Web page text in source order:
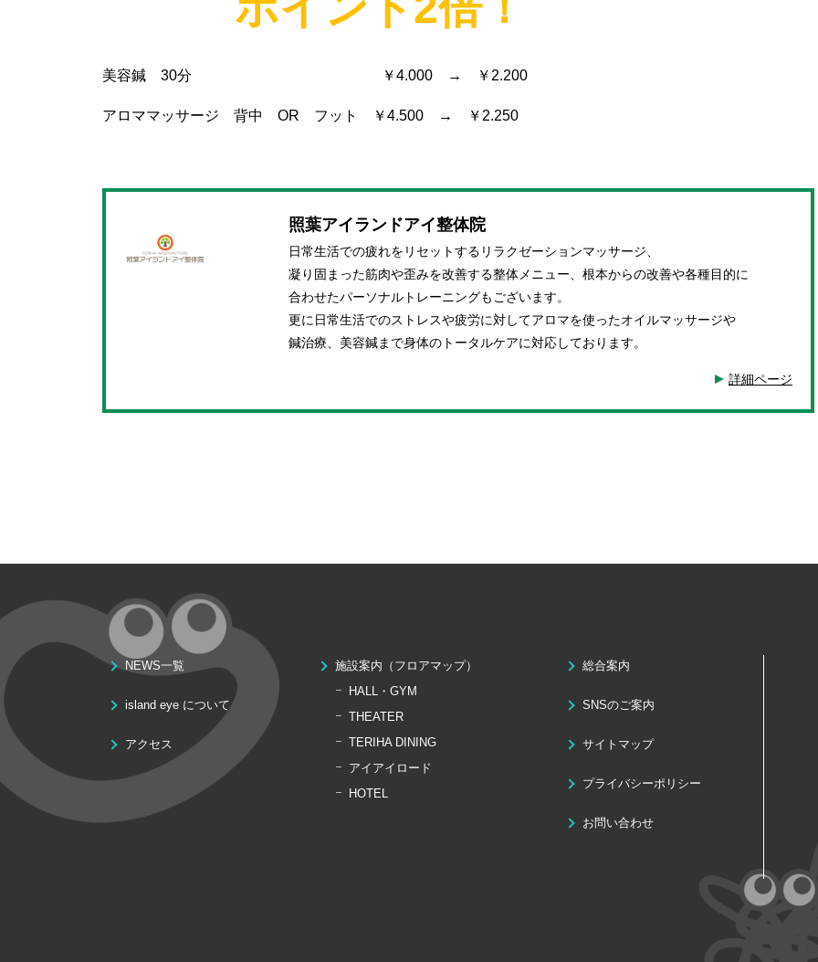
美容鍼 30分 ￥4.000 → ￥ 2.200
アロママッサージ 背中 OR フット ￥4.500 → ￥ 2.250
照葉アイランドアイ整体院
日常生活での疲れをリセットするリラクゼーションマッサージ、
凝り固まった筋肉や歪みを改善する整体メニュー、根本からの改善や各種目的に
合わせたパーソナルトレーニングもございます。
更に日常生活でのストレスや疲労に対してアロマを使ったオイルマッサージや
鍼治療、美容鍼まで身体のトータルケアに対応しております。
詳細ページ
NEWS一覧
island eye について
アクセス
施設案内（フロアマップ）
HALL・GYM
THEATER
TERIHA DINING
アイアイロード
HOTEL
総合案内
SNSのご案内
サイトマップ
プライバシーポリシー
お問い合わせ